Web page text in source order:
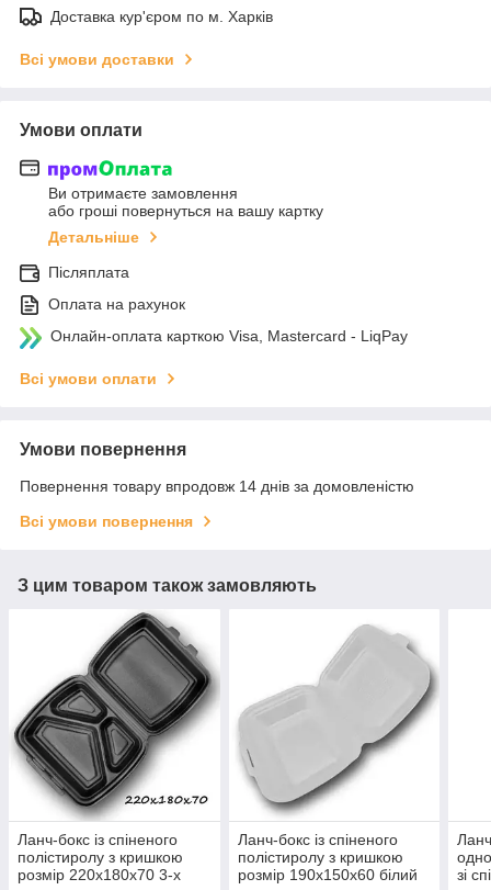
Доставка кур'єром по м. Харків
Всі умови доставки
Умови оплати
Ви отримаєте замовлення
або гроші повернуться на вашу картку
Детальніше
Післяплата
Оплата на рахунок
Онлайн-оплата карткою Visa, Mastercard - LiqPay
Всі умови оплати
Умови повернення
Повернення товару впродовж 14 днів за домовленістю
Всі умови повернення
З цим товаром також замовляють
Ланч-бокс із спіненого
полістиролу з кришкою
розмір 220х180х70 3-х
Ланч-бокс із спіненого
полістиролу з кришкою
розмір 190х150х60 білий
зі